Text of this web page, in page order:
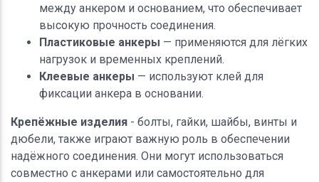
между анкером и основанием, что обеспечивает
высокую прочность соединения.
Пластиковые анкеры — применяются для лёгких
нагрузок и временных креплений.
Клеевые анкеры — используют клей для
фиксации анкера в основании.
Крепёжные изделия - болты, гайки, шайбы, винты и
дюбели, также играют важную роль в обеспечении
надёжного соединения. Они могут использоваться
совместно с анкерами или самостоятельно для